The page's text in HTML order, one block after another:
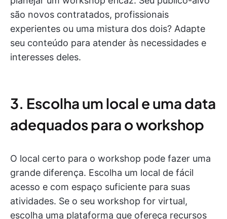
são novos contratados, profissionais
experientes ou uma mistura dos dois? Adapte
seu conteúdo para atender às necessidades e
interesses deles.
3. Escolha um local e uma data
adequados para o workshop
O local certo para o workshop pode fazer uma
grande diferença. Escolha um local de fácil
acesso e com espaço suficiente para suas
atividades. Se o seu workshop for virtual,
escolha uma plataforma que ofereça recursos